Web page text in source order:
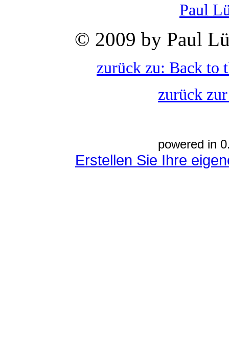
Paul
© 2009 by Paul
zurück zu: Back to
zurück
powered in
Erstellen Sie Ihre